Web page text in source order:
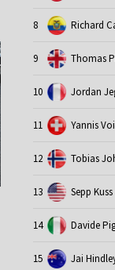
8 Richard
9 Thomas
10 Jordan
11 Yannis
12 Tobias
13 Sepp Kuss
14 Davide
15 Jai